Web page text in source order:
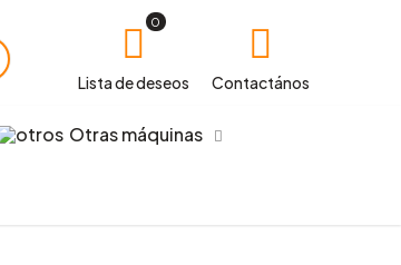
0
Lista de deseos Contactános
Otras máquinas